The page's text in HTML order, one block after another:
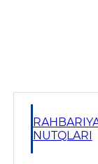
NUTQLARI